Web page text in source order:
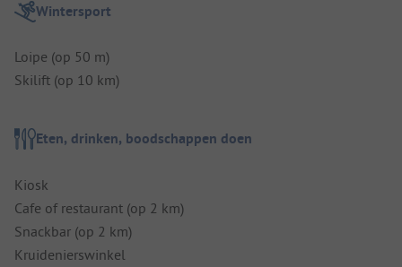
Wintersport
Loipe (op 50 m)
Skilift (op 10 km)
Eten, drinken, boodschappen doen
Kiosk
Cafe of restaurant (op 2 km)
Snackbar (op 2 km)
Kruidenierswinkel